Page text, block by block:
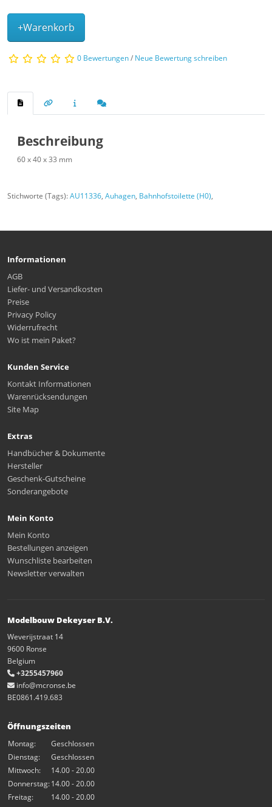
+Warenkorb
0 Bewertungen/ Neue Bewertung schreiben
Beschreibung
60 x 40 x 33 mm
Stichworte (Tags):AU11336, Auhagen, Bahnhofstoilette (H0),
Informationen
AGB
Liefer- und Versandkosten
Preise
Privacy Policy
Widerrufrecht
Wo ist mein Paket?
Kunden Service
Kontakt Informationen
Warenrücksendungen
Site Map
Extras
Handbücher & Dokumente
Hersteller
Geschenk-Gutscheine
Sonderangebote
Mein Konto
Mein Konto
Bestellungen anzeigen
Wunschliste bearbeiten
Newsletter verwalten
Modelbouw Dekeyser B.V.
Weverijstraat 14
9600 Ronse
Belgium
+3255457960
info@mcronse.be
BE0861.419.683
Öffnungszeiten
Montag:
Geschlossen
Dienstag:
Geschlossen
Mittwoch:
14.00 - 20.00
Donnerstag:14.00 - 20.00
Freitag:
14.00 - 20.00